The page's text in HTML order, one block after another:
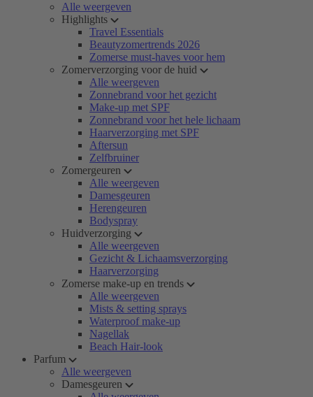
Alle weergeven
Highlights
Travel Essentials
Beautyzomertrends 2026
Zomerse must-haves voor hem
Zomerverzorging voor de huid
Alle weergeven
Zonnebrand voor het gezicht
Make-up met SPF
Zonnebrand voor het hele lichaam
Haarverzorging met SPF
Aftersun
Zelfbruiner
Zomergeuren
Alle weergeven
Damesgeuren
Herengeuren
Bodyspray
Huidverzorging
Alle weergeven
Gezicht & Lichaamsverzorging
Haarverzorging
Zomerse make-up en trends
Alle weergeven
Mists & setting sprays
Waterproof make-up
Nagellak
Beach Hair-look
Parfum
Alle weergeven
Damesgeuren